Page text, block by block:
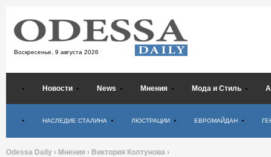
Воскресенье, 9 августа 2026
Новости News Мнения Мода и Стиль
НАСЛЕДИЕ СТАЛИНА ЛЮСТРАЦИИ ЕВРОМАЙДАН
Odessa Daily › Мнения › Виктория Колтунова ›